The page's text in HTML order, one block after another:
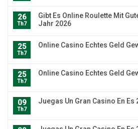
26
Th7
Gibt Es Online Roulette Mit
Jahr 2026
25
Th7
Online Casino Echtes Geld
25
Th7
Online Casino Echtes Geld
09
Th7
Juegas Un Gran Casino En Es